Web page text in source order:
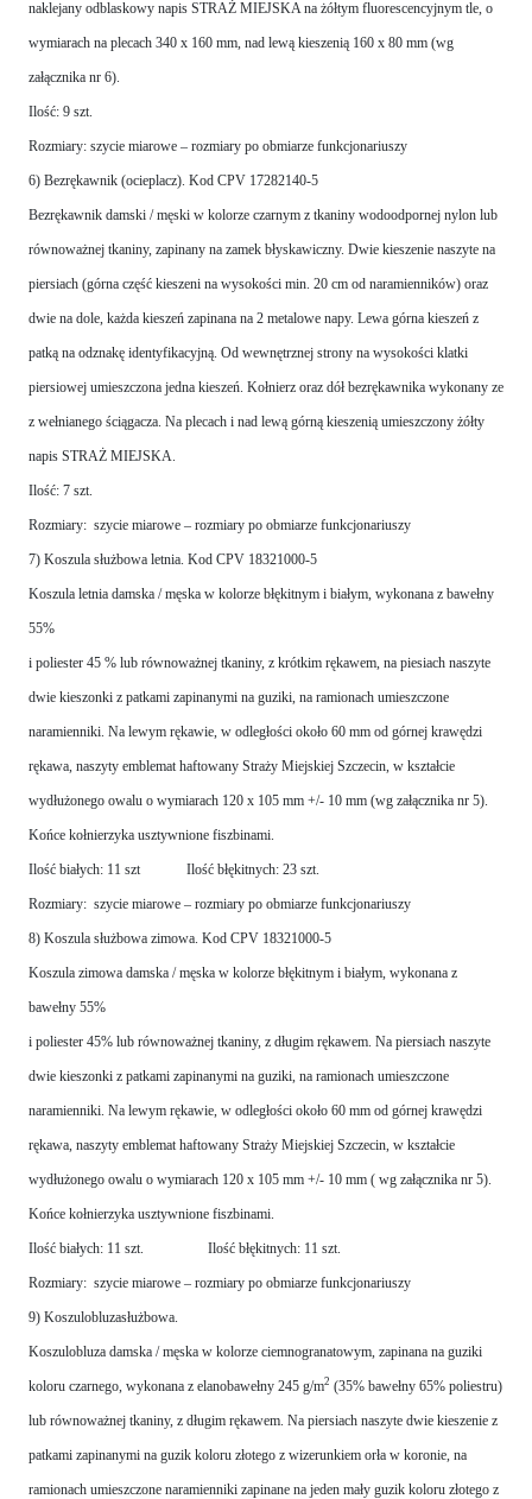
naklejany odblaskowy napis STRAŻ MIEJSKA na żółtym fluorescencyjnym tle, o
wymiarach na plecach 340 x 160 mm, nad lewą kieszenią 160 x 80 mm (wg
załącznika nr 6).
Ilość: 9 szt.
Rozmiary: szycie miarowe – rozmiary po obmiarze funkcjonariuszy
6) Bezrękawnik (ocieplacz). Kod CPV 17282140-5
Bezrękawnik damski / męski w kolorze czarnym z tkaniny wodoodpornej nylon lub
równoważnej tkaniny, zapinany na zamek błyskawiczny. Dwie kieszenie naszyte na
piersiach (górna część kieszeni na wysokości min. 20 cm od naramienników) oraz
dwie na dole, każda kieszeń zapinana na 2 metalowe napy. Lewa górna kieszeń z
patką na odznakę identyfikacyjną. Od wewnętrznej strony na wysokości klatki
piersiowej umieszczona jedna kieszeń. Kołnierz oraz dół bezrękawnika wykonany ze
z wełnianego ściągacza. Na plecach i nad lewą górną kieszenią umieszczony żółty
napis STRAŻ MIEJSKA.
Ilość: 7 szt.
Rozmiary: szycie miarowe – rozmiary po obmiarze funkcjonariuszy
7) Koszula służbowa letnia. Kod CPV 18321000-5
Koszula letnia damska / męska w kolorze błękitnym i białym, wykonana z bawełny
55%
i poliester 45 % lub równoważnej tkaniny, z krótkim rękawem, na piesiach naszyte
dwie kieszonki z patkami zapinanymi na guziki, na ramionach umieszczone
naramienniki. Na lewym rękawie, w odległości około 60 mm od górnej krawędzi
rękawa, naszyty emblemat haftowany Straży Miejskiej Szczecin, w kształcie
wydłużonego owalu o wymiarach 120 x 105 mm +/- 10 mm (wg załącznika nr 5).
Końce kołnierzyka usztywnione fiszbinami.
Ilość białych: 11 szt Ilość błękitnych: 23 szt.
Rozmiary: szycie miarowe – rozmiary po obmiarze funkcjonariuszy
8) Koszula służbowa zimowa. Kod CPV 18321000-5
Koszula zimowa damska / męska w kolorze błękitnym i białym, wykonana z
bawełny 55%
i poliester 45% lub równoważnej tkaniny, z długim rękawem. Na piersiach naszyte
dwie kieszonki z patkami zapinanymi na guziki, na ramionach umieszczone
naramienniki. Na lewym rękawie, w odległości około 60 mm od górnej krawędzi
rękawa, naszyty emblemat haftowany Straży Miejskiej Szczecin, w kształcie
wydłużonego owalu o wymiarach 120 x 105 mm +/- 10 mm ( wg załącznika nr 5).
Końce kołnierzyka usztywnione fiszbinami.
Ilość białych: 11 szt. Ilość błękitnych: 11 szt.
Rozmiary: szycie miarowe – rozmiary po obmiarze funkcjonariuszy
9) Koszulobluzasłużbowa.
Koszulobluza damska / męska w kolorze ciemnogranatowym, zapinana na guziki
koloru czarnego, wykonana z elanobawełny 245 g/m2 (35% bawełny 65% poliestru)
lub równoważnej tkaniny, z długim rękawem. Na piersiach naszyte dwie kieszenie z
patkami zapinanymi na guzik koloru złotego z wizerunkiem orła w koronie, na
ramionach umieszczone naramienniki zapinane na jeden mały guzik koloru złotego z